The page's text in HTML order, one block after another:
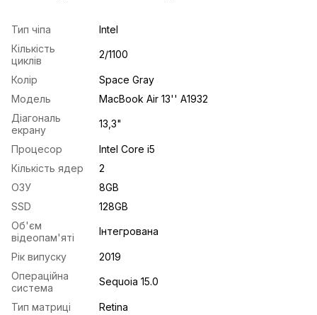
Тип чіпа
Intel
Кількість
циклів
2/1100
Колір
Space Gray
Модель
MacBook Air 13'' A1932
Діагональ
екрану
13,3"
Процесор
Intel Core i5
Кількість ядер
2
ОЗУ
8GB
SSD
128GB
Об'єм
відеопам'яті
Інтегрована
Рік випуску
2019
Операційна
система
Sequoia 15.0
Тип матриці
Retina